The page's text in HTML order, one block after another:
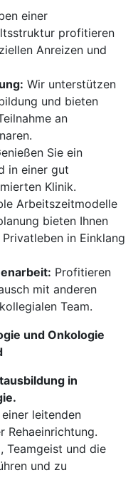
einer
profitieren
Anreizen und
Wir unterstützen
und bieten
an
Sie ein
in einer gut
Klinik.
Arbeitszeitmodelle
bieten Ihnen
in Einklang
Profitieren
mit anderen
Team.
und Onkologie
in
einer leitenden
Rehaeinrichtung.
, Teamgeist und die
und zu